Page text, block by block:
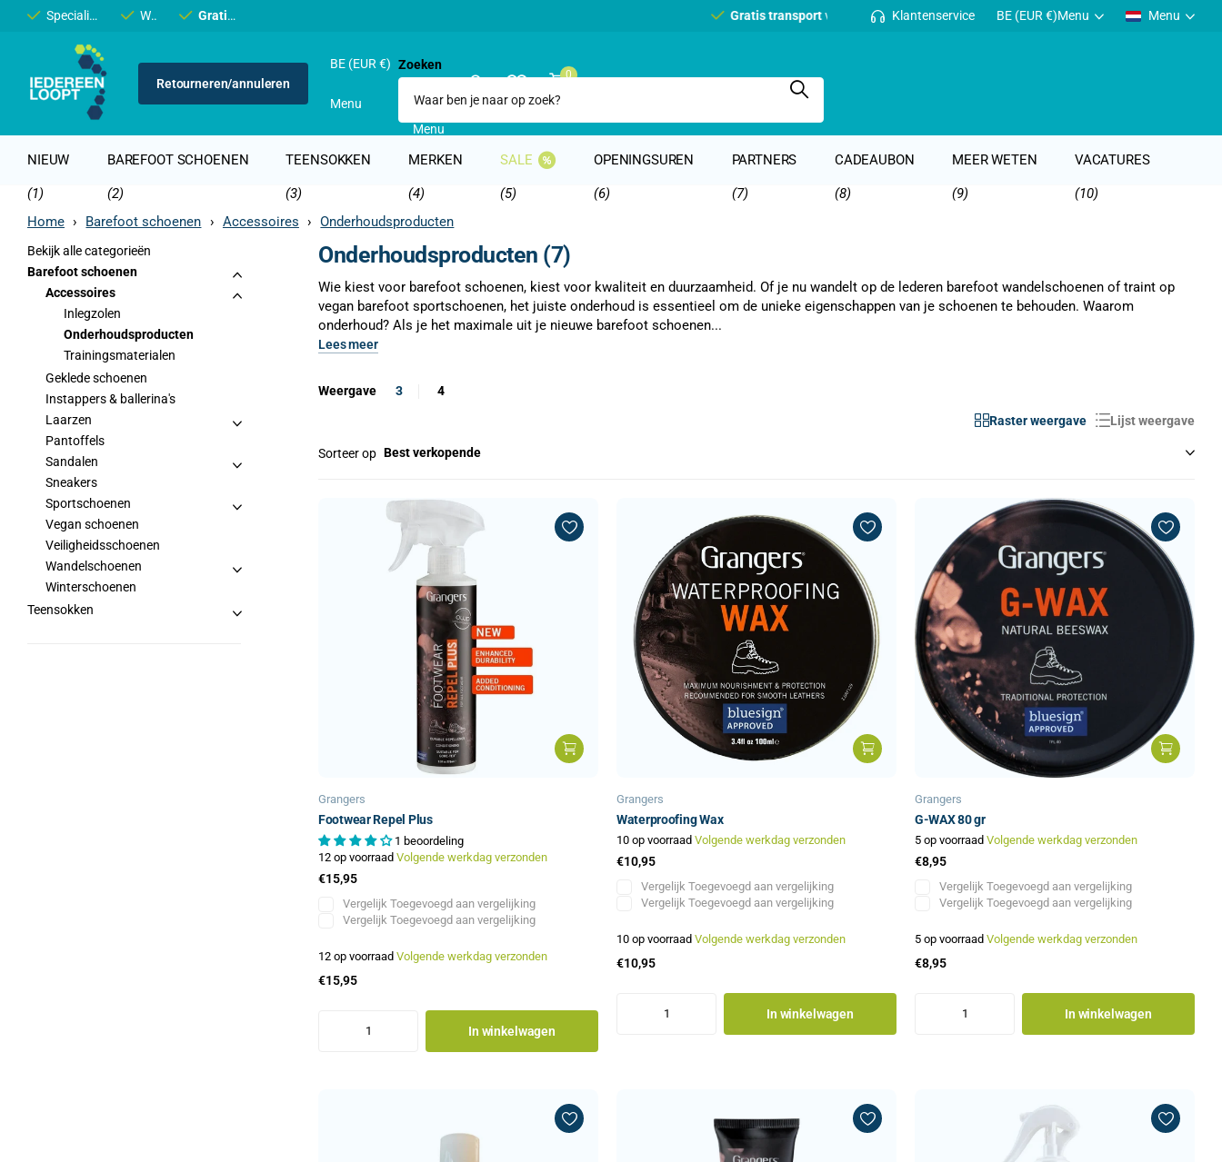
Specialist in barefoot enminimalistische
Winkel in Brugge
Gratis transport Klantenservice BE (EUR €)Menu Menu
Zoeken
Retourneren/annuleren
BE (EUR €)
Menu
Menu
0
NIEUW
(1)
BAREFOOT SCHOENEN
(2)
TEENSOKKEN
(3)
MERKEN
(4)
SALE
(5)
OPENINGSUREN
(6)
PARTNERS
(7)
CADEAUBON
(8)
MEER WETEN
(9)
VACATURES
(10)
Home › Barefoot schoenen › Accessoires › Onderhoudsproducten
Onderhoudsproducten (7)
Wie kiest voor barefoot schoenen, kiest voor kwaliteit en duurzaamheid. Of je nu wandelt op de lederen barefoot wandelschoenen of traint op
vegan barefoot sportschoenen, het juiste onderhoud is essentieel om de unieke eigenschappen van je schoenen te behouden. Waarom
onderhoud? Als je het maximale uit je nieuwe barefoot schoenen...
Lees meer
Weergave 3 4
Raster weergave Lijst weergave
Sorteer op Best verkopende
Grangers
Footwear Repel Plus
1 beoordeling
12 op voorraad Volgende werkdag verzonden
€15,95
Vergelijk Toegevoegd aan vergelijking
Vergelijk Toegevoegd aan vergelijking
12 op voorraad Volgende werkdag verzonden
€15,95
In winkelwagen
Grangers
Waterproofing Wax
10 op voorraad Volgende werkdag verzonden
€10,95
Vergelijk Toegevoegd aan vergelijking
Vergelijk Toegevoegd aan vergelijking
10 op voorraad Volgende werkdag verzonden
€10,95
In winkelwagen
Grangers
G-WAX 80 gr
5 op voorraad Volgende werkdag verzonden
€8,95
Vergelijk Toegevoegd aan vergelijking
Vergelijk Toegevoegd aan vergelijking
5 op voorraad Volgende werkdag verzonden
€8,95
In winkelwagen
Bekijk alle categorieën
Barefoot schoenen
Accessoires
Inlegzolen
Onderhoudsproducten
Trainingsmaterialen
Geklede schoenen
Instappers & ballerina's
Laarzen
Pantoffels
Sandalen
Sneakers
Sportschoenen
Vegan schoenen
Veiligheidsschoenen
Wandelschoenen
Winterschoenen
Teensokken